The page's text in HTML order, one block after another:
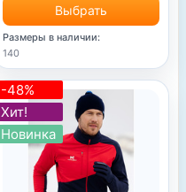
Выбрать
Размеры в наличии:
140
-48%
Хит!
Новинка